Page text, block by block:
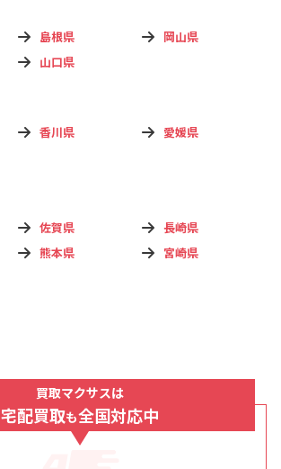
島根県
岡山県
山口県
香川県
愛媛県
佐賀県
長崎県
熊本県
宮崎県
買取マクサスは
宅配買取も全国対応中